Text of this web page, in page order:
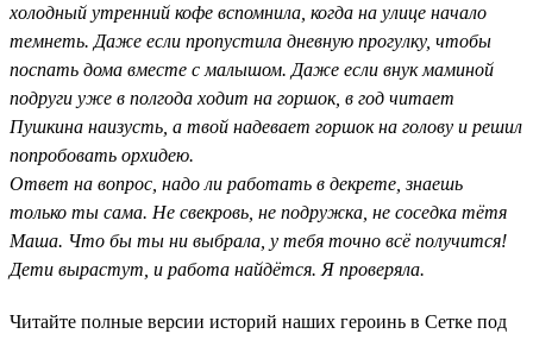
холодный утренний кофе вспомнила, когда на улице начало
темнеть. Даже если пропустила дневную прогулку, чтобы
поспать дома вместе с малышом. Даже если внук маминой
подруги уже в полгода ходит на горшок, в год читает
Пушкина наизусть, а твой надевает горшок на голову и решил
попробовать орхидею.
Ответ на вопрос, надо ли работать в декрете, знаешь
только ты сама. Не свекровь, не подружка, не соседка тётя
Маша. Что бы ты ни выбрала, у тебя точно всё получится!
Дети вырастут, и работа найдётся. Я проверяла.
Читайте полные версии историй наших героинь в Сетке под